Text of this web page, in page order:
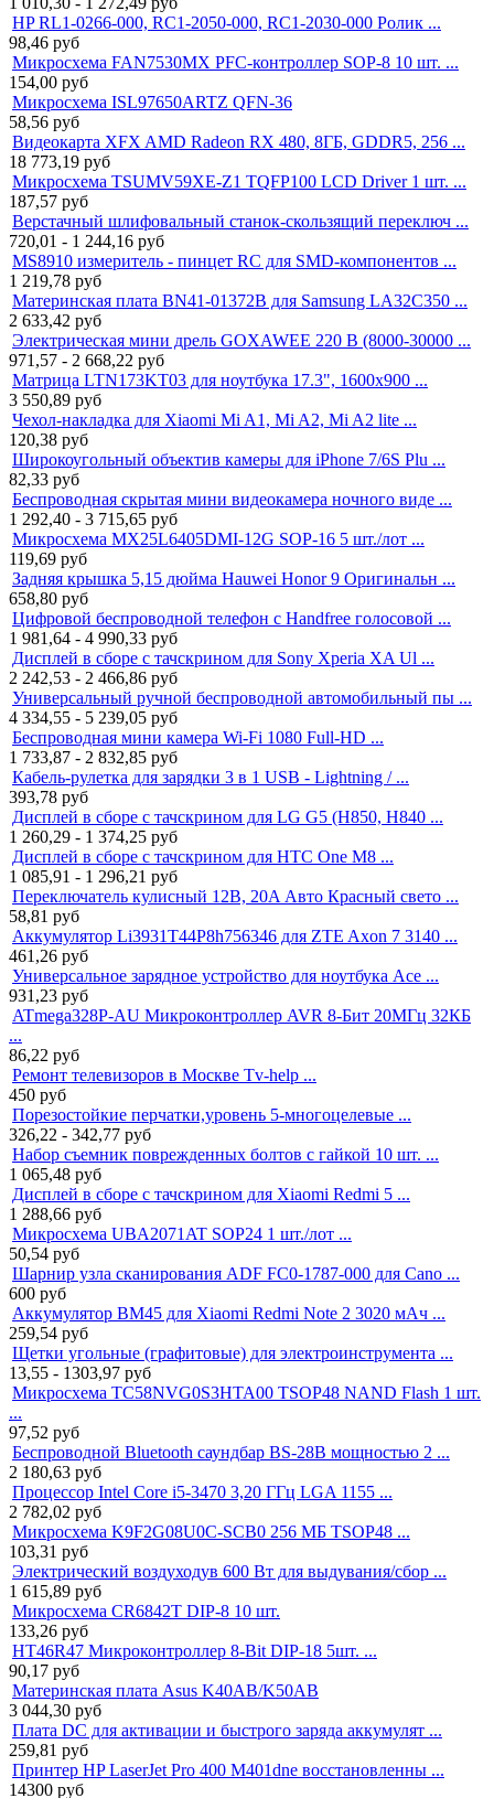
HP RL1-0266-000, RC1-2050-000, RC1-2030-000 Ролик ...
98,46 руб
Микросхема FAN7530MX PFC-контроллер SOP-8 10 шт. ...
154,00 руб
Микросхема ISL97650ARTZ QFN-36
58,56 руб
Видеокарта XFX AMD Radeon RX 480, 8ГБ, GDDR5, 256 ...
18 773,19 руб
Микросхема TSUMV59XE-Z1 TQFP100 LCD Driver 1 шт. ...
187,57 руб
Верстачный шлифовальный станок-cкользящий переключ ...
720,01 - 1 244,16 руб
MS8910 измеритель - пинцет RC для SMD-компонентов ...
1 219,78 руб
Материнская плата BN41-01372B для Samsung LA32C350 ...
2 633,42 руб
Электрическая мини дрель GOXAWEE 220 В (8000-30000 ...
971,57 - 2 668,22 руб
Матрица LTN173KT03 для ноутбука 17.3", 1600x900 ...
3 550,89 руб
Чехол-накладка для Xiaomi Mi A1, Mi A2, Mi A2 lite ...
120,38 руб
Широкоугольный объектив камеры для iPhone 7/6S Plu ...
82,33 руб
Беспроводная скрытая мини видеокамера ночного виде ...
1 292,40 - 3 715,65 руб
Микросхема MX25L6405DMI-12G SOP-16 5 шт./лот ...
119,69 руб
Задняя крышка 5,15 дюйма Hauwei Honor 9 Оригинальн ...
658,80 руб
Цифровой беспроводной телефон с Handfree голосовой ...
1 981,64 - 4 990,33 руб
Дисплей в сборе с тачскрином для Sony Xperia XA Ul ...
2 242,53 - 2 466,86 руб
Универсальный ручной беспроводной автомобильный пы ...
4 334,55 - 5 239,05 руб
Беспроводная мини камера Wi-Fi 1080 Full-HD ...
1 733,87 - 2 832,85 руб
Кабель-рулетка для зарядки 3 в 1 USB - Lightning / ...
393,78 руб
Дисплей в сборе с тачскрином для LG G5 (H850, H840 ...
1 260,29 - 1 374,25 руб
Дисплей в сборе с тачскрином для HTC One M8 ...
1 085,91 - 1 296,21 руб
Переключатель кулисный 12В, 20A Авто Красный свето ...
58,81 руб
Аккумулятор Li3931T44P8h756346 для ZTE Axon 7 3140 ...
461,26 руб
Универсальное зарядное устройство для ноутбука Ace ...
931,23 руб
ATmega328P-AU Микроконтроллер AVR 8-Бит 20МГц 32КБ
...
86,22 руб
Ремонт телевизоров в Москве Tv-help ...
450 руб
Порезостойкие перчатки,уровень 5-многоцелевые ...
326,22 - 342,77 руб
Набор съемник поврежденных болтов с гайкой 10 шт. ...
1 065,48 руб
Дисплей в сборе с тачскрином для Xiaomi Redmi 5 ...
1 288,66 руб
Микросхема UBA2071AT SOP24 1 шт./лот ...
50,54 руб
Шарнир узла сканирования ADF FC0-1787-000 для Cano ...
600 руб
Аккумулятор BM45 для Xiaomi Redmi Note 2 3020 мАч ...
259,54 руб
Щетки угольные (графитовые) для электроинструмента ...
13,55 - 1303,97 руб
Микросхема TC58NVG0S3HTA00 TSOP48 NAND Flash 1 шт.
...
97,52 руб
Беспроводной Bluetooth саундбар BS-28B мощностью 2 ...
2 180,63 руб
Процессор Intel Core i5-3470 3,20 ГГц LGA 1155 ...
2 782,02 руб
Микросхема K9F2G08U0C-SCB0 256 МБ TSOP48 ...
103,31 руб
Электрический воздуходув 600 Вт для выдувания/сбор ...
1 615,89 руб
Микросхема CR6842T DIP-8 10 шт.
133,26 руб
HT46R47 Микроконтроллер 8-Bit DIP-18 5шт. ...
90,17 руб
Материнская плата Asus K40AB/K50AB
3 044,30 руб
Плата DC для активации и быстрого заряда аккумулят ...
259,81 руб
Принтер HP LaserJet Pro 400 M401dne восстановленны ...
14300 руб